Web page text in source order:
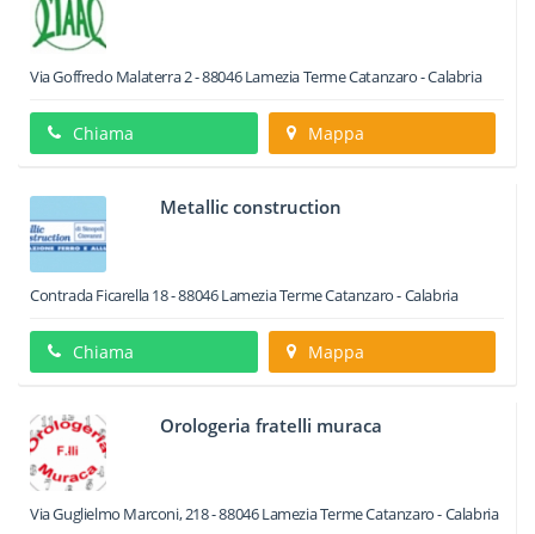
Via Goffredo Malaterra 2-88046 Lamezia TermeCatanzaro -Calabria
Chiama Mappa
Metallic construction
Contrada Ficarella 18-88046Lamezia TermeCatanzaro -Calabria
Chiama Mappa
Orologeria fratelli muraca
Via Guglielmo Marconi, 218-88046Lamezia TermeCatanzaro -Calabria